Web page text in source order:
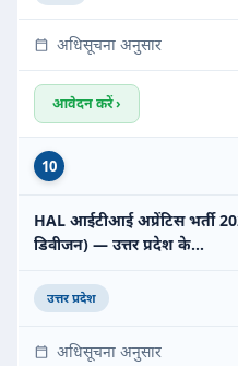
अधिसूचना अनुसार
आवेदन करें ›
10
HAL आईटीआई अप्रेंटिस भर्ती
डिवीजन) — उत्तर प्रदेश के…
उत्तर प्रदेश
अधिसूचना अनुसार